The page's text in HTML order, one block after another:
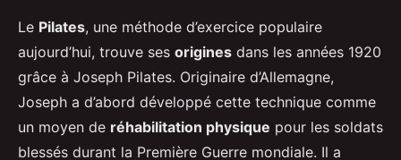
Le Pilates, une méthode d’exercice populaire
aujourd’hui, trouve ses origines dans les années 1920
grâce à Joseph Pilates. Originaire d’Allemagne,
Joseph a d’abord développé cette technique comme
un moyen de réhabilitation physique pour les soldats
blessés durant la Première Guerre mondiale. Il a